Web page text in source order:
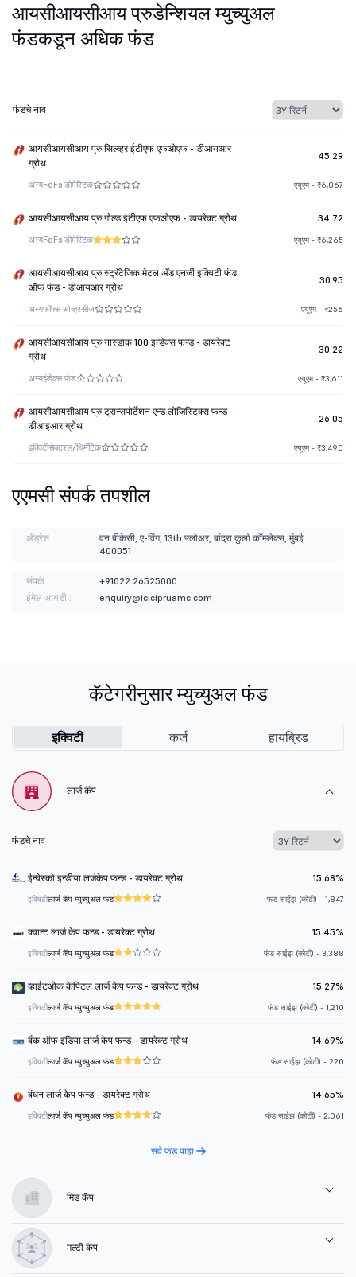
आयसीआयसीआय प्रुडेन्शियल म्युच्युअल
फंडकडून अधिक फंड
फंडचे नाव
आयसीआयसीआय प्रु सिल्व्हर ईटीएफ एफओएफ - डीआयआर
ग्रोथ
45.29
अन्यFoFs डोमेस्टिक एयूएम - ₹6,067
आयसीआयसीआय प्रु गोल्ड ईटीएफ एफओएफ - डायरेक्ट ग्रोथ 34.72
अन्यFoFs डोमेस्टिक एयूएम - ₹6,265
आयसीआयसीआय प्रु स्ट्रॅटेजिक मेटल अँड एनर्जी इक्विटी फंड
ऑफ फंड - डीआयआर ग्रोथ
30.95
अन्यफॉफ्स ओव्हरसीज एयूएम - ₹256
आयसीआयसीआय प्रु नास्डाक 100 इन्डेक्स फन्ड - डायरेक्ट
ग्रोथ
30.22
अन्यइंडेक्स फंड एयूएम - ₹3,611
आयसीआयसीआय प्रु ट्रान्सपोर्टेशन एन्ड लोजिस्टिक्स फन्ड -
डीआइआर ग्रोथ
26.05
इक्विटीसेक्टरल/थिमॅटिक एयूएम - ₹3,490
एएमसी संपर्क तपशील
ॲड्रेस :
वन बीकेसी, ए-विंग, 13th फ्लोअर, बांद्रा कुर्ला कॉम्प्लेक्स, मुंबई
400051
संपर्क :
+91022 26525000
ईमेल आयडी :
enquiry@icicipruamc.com
कॅटेगरीनुसार म्युच्युअल फंड
इक्विटी कर्ज हायब्रिड
लार्ज कॅप
फंडचे नाव
ईन्वेस्को इन्डीया लर्जकेप फन्ड - डायरेक्ट ग्रोथ 15.68%
इक्विटीलार्ज कॅप म्युच्युअल फंड फंड साईझ (कोटी) - 1,847
क्वान्ट लार्ज केप फन्ड - डायरेक्ट ग्रोथ 15.45%
इक्विटीलार्ज कॅप म्युच्युअल फंड फंड साईझ (कोटी) - 3,388
व्हाईटओक केपिटल लार्ज केप फन्ड - डायरेक्ट ग्रोथ 15.27%
इक्विटीलार्ज कॅप म्युच्युअल फंड फंड साईझ (कोटी) - 1,210
बँक ऑफ इंडिया लार्ज केप फन्ड - डायरेक्ट ग्रोथ 14.69%
इक्विटीलार्ज कॅप म्युच्युअल फंड फंड साईझ (कोटी) - 220
बंधन लार्ज केप फन्ड - डायरेक्ट ग्रोथ 14.65%
इक्विटीलार्ज कॅप म्युच्युअल फंड फंड साईझ (कोटी) - 2,061
सर्व फंड पाहा
मिड कॅप
मल्टी कॅप